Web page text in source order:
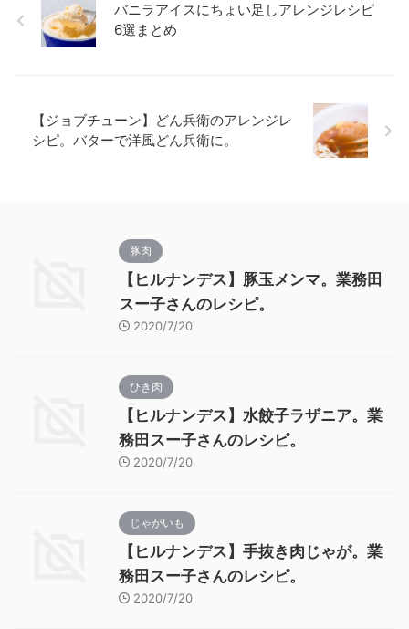
バニラアイスにちょい足しアレンジレシピ
6選まとめ
【ジョブチューン】どん兵衛のアレンジレ
シピ。バターで洋風どん兵衛に。
豚肉
【ヒルナンデス】豚玉メンマ。業務田
スー子さんのレシピ。
2020/7/20
ひき肉
【ヒルナンデス】水餃子ラザニア。業
務田スー子さんのレシピ。
2020/7/20
じゃがいも
【ヒルナンデス】手抜き肉じゃが。業
務田スー子さんのレシピ。
2020/7/20